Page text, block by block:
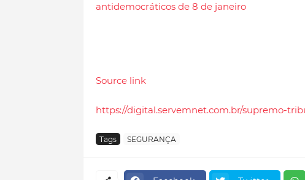
antidemocráticos de 8 de janeiro
Source link
https://digital.servemnet.com.br/supremo-
Tags SEGURANÇA